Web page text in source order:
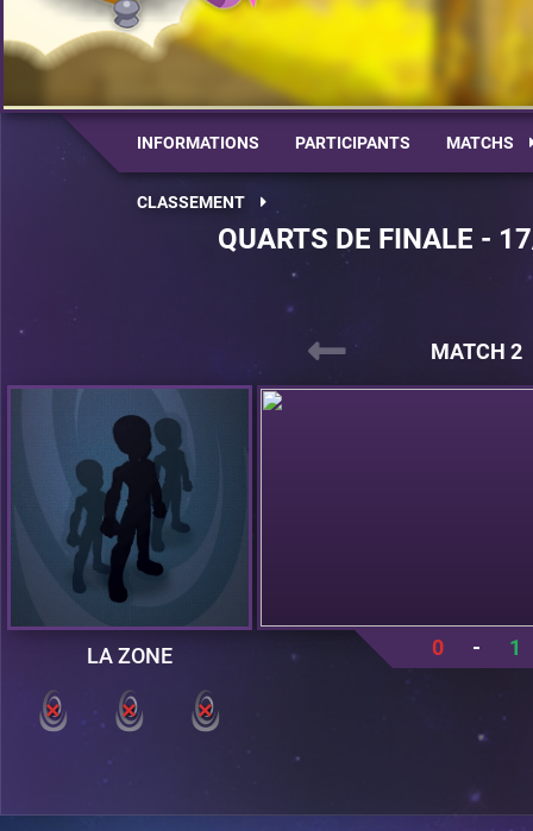
INFORMATIONS PARTICIPANTS MATCHS
CLASSEMENT
QUARTS DE FINALE -
MATCH 2
LA ZONE 0 - 1